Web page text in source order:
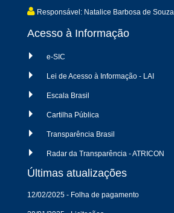
Responsável: Natalice Barbosa de Souza
Acesso à Informação
e-SIC
Lei de Acesso à Informação - LAI
Escala Brasil
Cartilha Pública
Transparência Brasil
Radar da Transparência - ATRICON
Últimas atualizações
12/02/2025 - Folha de pagamento